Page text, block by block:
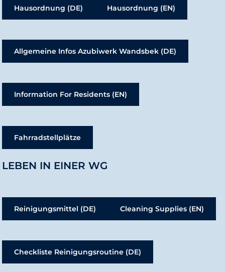
Hausordnung (DE) Hausordnung (EN)
Allgemeine Infos Azubiwerk Wandsbek (DE)
Information For Residents (EN)
Fahrradstellplätze
LEBEN IN EINER WG
Reinigungsmittel (DE) Cleaning Supplies (EN)
Checkliste Reinigungsroutine (DE)